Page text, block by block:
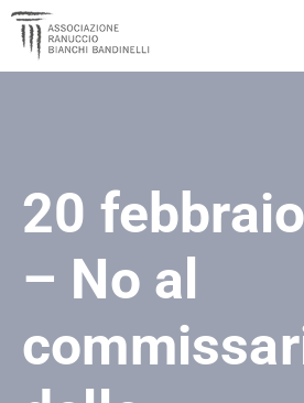
DOCUMENTI
PUBBLICAZIONI
CONTATTI
20
– No al